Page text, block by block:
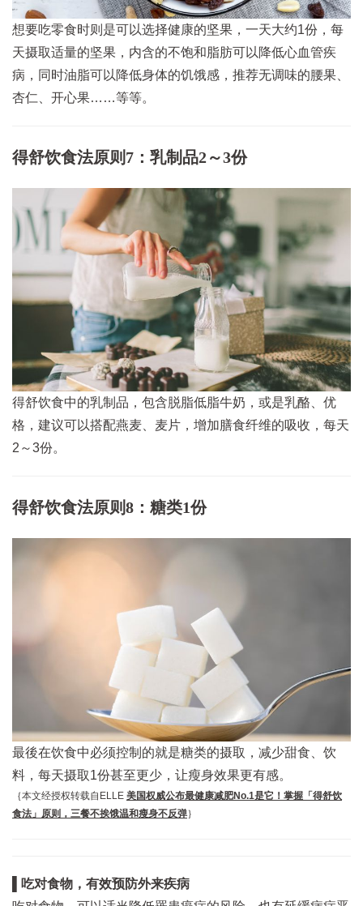
想要吃零食时则是可以选择健康的坚果，一天大约1份，每
天摄取适量的坚果，内含的不饱和脂肪可以降低心血管疾
病，同时油脂可以降低身体的饥饿感，推荐无调味的腰果、
杏仁、开心果……等等。
得舒饮食法原则7：乳制品2～3份
得舒饮食中的乳制品，包含脱脂低脂牛奶，或是乳酪、优
格，建议可以搭配燕麦、麦片，增加膳食纤维的吸收，每天
2～3份。
得舒饮食法原则8：糖类1份
最後在饮食中必须控制的就是糖类的摄取，减少甜食、饮
料，每天摄取1份甚至更少，让瘦身效果更有感。
｛本文经授权转载自ELLE 美国权威公布最健康减肥No.1是它！掌握「得舒饮
食法」原则，三餐不挨饿温和瘦身不反弹｝
▌吃对食物，有效预防外来疾病